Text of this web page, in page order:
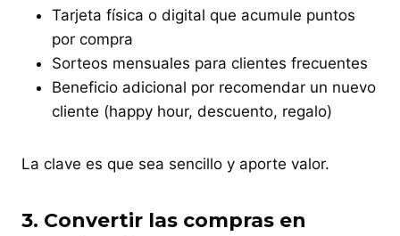
Tarjeta física o digital que acumule puntos
por compra
Sorteos mensuales para clientes frecuentes
Beneficio adicional por recomendar un nuevo
cliente (happy hour, descuento, regalo)
La clave es que sea sencillo y aporte valor.
3. Convertir las compras en